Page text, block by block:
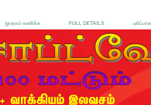
ஜாதகம் கணிக்க FULL DETAILS